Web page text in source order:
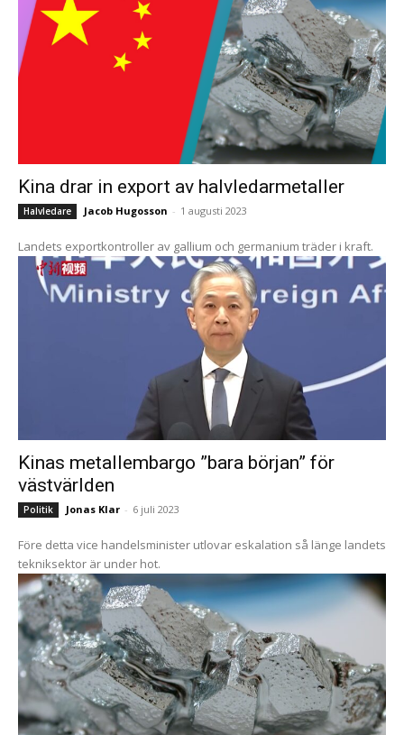
Kina drar in export av halvledarmetaller
Halvledare Jacob Hugosson - 1 augusti 2023
Landets exportkontroller av gallium och germanium träder i kraft.
Kinas metallembargo ”bara början” för
västvärlden
Politik Jonas Klar - 6 juli 2023
Före detta vice handelsminister utlovar eskalation så länge landets
tekniksektor är under hot.